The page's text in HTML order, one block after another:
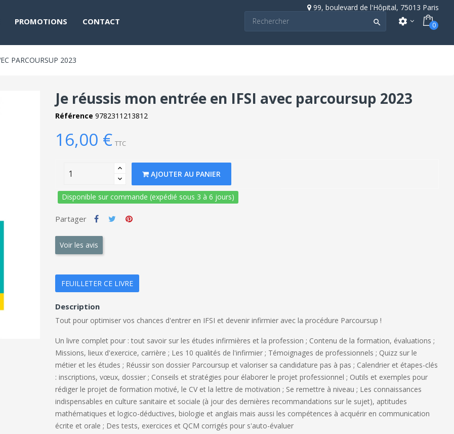
99, boulevard de l'Hôpital, 75013 Paris
PROMOTIONS CONTACT  settings 0
PARCOURSUP 2023
Je réussis mon entrée en IFSI avec parcoursup 2023
Référence 9782311213812
16,00 € TTC
AJOUTER AU PANIER
Disponible sur commande (expédié sous 3 à 6 jours)
Partager
Voir les avis
FEUILLETER CE LIVRE
Description
Tout pour optimiser vos chances d'entrer en IFSI et devenir infirmier avec la procédure Parcoursup !
Un livre complet pour : tout savoir sur les études infirmières et la profession ; Contenu de la formation, évaluations ;
Missions, lieux d'exercice, carrière ; Les 10 qualités de l'infirmier ; Témoignages de professionnels ; Quizz sur le
métier et les études ; Réussir son dossier Parcoursup et valoriser sa candidature pas à pas ; Calendrier et étapes-clés
: inscriptions, vœux, dossier ; Conseils et stratégies pour élaborer le projet professionnel ; Outils et exemples pour
rédiger le projet de formation motivé, le CV et la lettre de motivation ; Se remettre à niveau ; Les connaissances
indispensables en culture sanitaire et sociale (à jour des dernières recommandations sur le sujet), aptitudes
mathématiques et logico-déductives, biologie et anglais mais aussi les compétences à acquérir en communication
écrite et orale ; Des tests, exercices et QCM corrigés pour s'auto-évaluer